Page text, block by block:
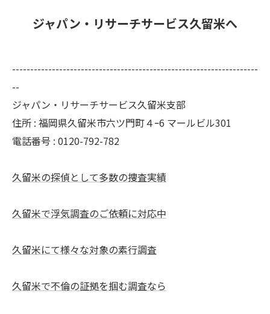
ジャパン・リサーチサービス久留米へ
--------------------------------------------------------------------
--
ジャパン・リサーチサービス久留米支部
住所 : 福岡県久留米市六ツ門町４ｰ6 マールビル301
電話番号 : 0120-792-782
久留米の探偵として多数の捜査実績
久留米で浮気調査のご依頼に対応中
久留米にて様々な対象の素行調査
久留米で不倫の証拠を掴む調査なら